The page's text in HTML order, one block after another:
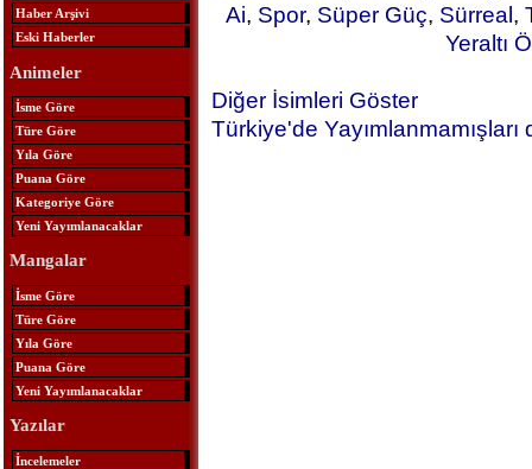
Haber Arşivi
Eski Haberler
Animeler
İsme Göre
Türe Göre
Yıla Göre
Puana Göre
Kategoriye Göre
Yeni Yayımlanacaklar
Mangalar
İsme Göre
Türe Göre
Yıla Göre
Puana Göre
Yeni Yayımlanacaklar
Yazılar
İncelemeler
Ai, Spor, Süper Güç, Sürreal ,
Yeraltı
Diğer İsimleri Göster
Türkiye'de Yayımlanmamışları